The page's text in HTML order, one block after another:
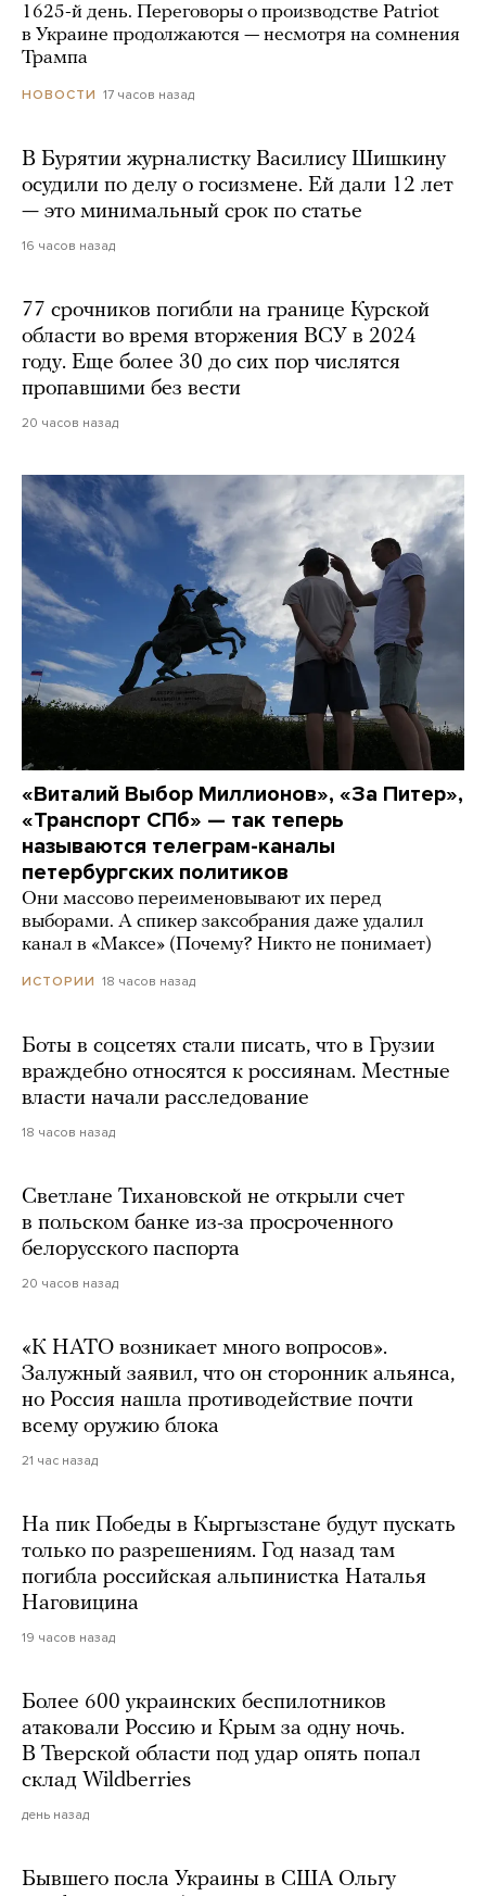
1625-й день. Переговоры о производстве Patriot
в Украине продолжаются — несмотря на сомнения
Трампа
НОВОСТИ 17 часов назад
В Бурятии журналистку Василису Шишкину
осудили по делу о госизмене. Ей дали 12 лет
— это минимальный срок по статье
16 часов назад
77 срочников погибли на границе Курской
области во время вторжения ВСУ в 2024
году. Еще более 30 до сих пор числятся
пропавшими без вести
20 часов назад
«Виталий Выбор Миллионов», «За Питер»,
«Транспорт СПб» — так теперь
называются телеграм-каналы
петербургских политиков
Они массово переименовывают их перед
выборами. А спикер заксобрания даже удалил
канал в «Максе» (Почему? Никто не понимает)
ИСТОРИИ 18 часов назад
Боты в соцсетях стали писать, что в Грузии
враждебно относятся к россиянам. Местные
власти начали расследование
18 часов назад
Светлане Тихановской не открыли счет
в польском банке из-за просроченного
белорусского паспорта
20 часов назад
«К НАТО возникает много вопросов».
Залужный заявил, что он сторонник альянса,
но Россия нашла противодействие почти
всему оружию блока
21 час назад
На пик Победы в Кыргызстане будут пускать
только по разрешениям. Год назад там
погибла российская альпинистка Наталья
Наговицина
19 часов назад
Более 600 украинских беспилотников
атаковали Россию и Крым за одну ночь.
В Тверской области под удар опять попал
склад Wildberries
день назад
Бывшего посла Украины в США Ольгу